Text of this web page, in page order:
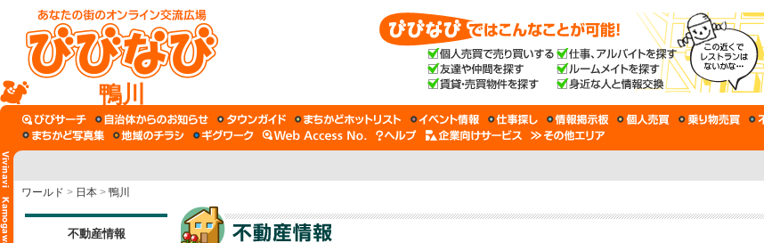
鴨川
ワールド > 日本 > 鴨川
不動産情報